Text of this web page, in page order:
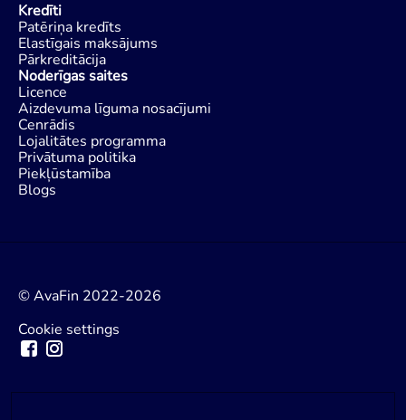
Kredīti
Patēriņa kredīts
Elastīgais maksājums
Pārkreditācija
Noderīgas saites
Licence
Aizdevuma līguma nosacījumi
Cenrādis
Lojalitātes programma
Privātuma politika
Piekļūstamība
Blogs
© AvaFin 2022-2026
Cookie settings